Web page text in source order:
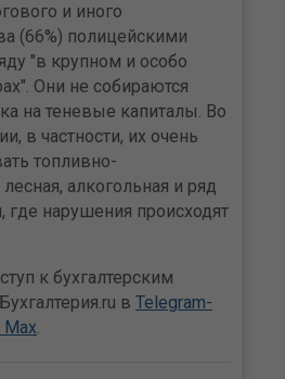
и иного
(66%) полицейскими
"в крупном и особо
Они не собираются
на теневые капиталы. Во
в частности, их очень
топливно-
алкогольная и ряд
где нарушения происходят
к бухгалтерским
в Telegram-
Max.